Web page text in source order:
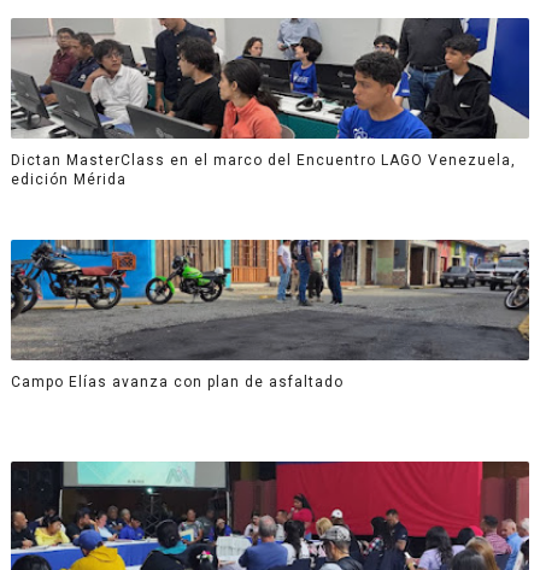
Dictan MasterClass en el marco del Encuentro LAGO Venezuela,
edición Mérida
Campo Elías avanza con plan de asfaltado